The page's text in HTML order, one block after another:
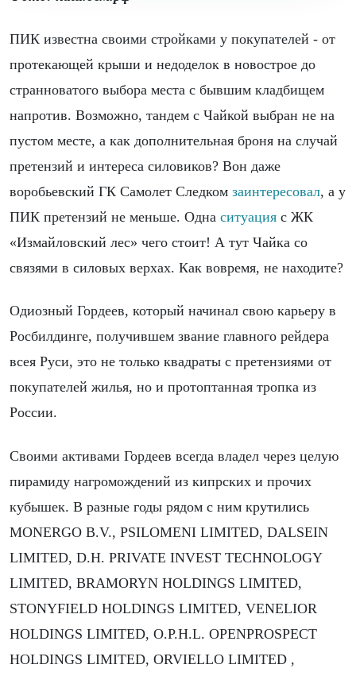
ПИК известна своими стройками у покупателей - от
протекающей крыши и недоделок в новострое до
странноватого выбора места с бывшим кладбищем
напротив. Возможно, тандем с Чайкой выбран не на
пустом месте, а как дополнительная броня на случай
претензий и интереса силовиков? Вон даже
воробьевский ГК Самолет Следком заинтересовал, а у
ПИК претензий не меньше. Одна ситуация с ЖК
«Измайловский лес» чего стоит! А тут Чайка со
связями в силовых верхах. Как вовремя, не находите?
Одиозный Гордеев, который начинал свою карьеру в
Росбилдинге, получившем звание главного рейдера
всея Руси, это не только квадраты с претензиями от
покупателей жилья, но и протоптанная тропка из
России.
Своими активами Гордеев всегда владел через целую
пирамиду нагромождений из кипрских и прочих
кубышек. В разные годы рядом с ним крутились
MONERGO B.V., PSILOMENI LIMITED, DALSEIN
LIMITED, D.H. PRIVATE INVEST TECHNOLOGY
LIMITED, BRAMORYN HOLDINGS LIMITED,
STONYFIELD HOLDINGS LIMITED, VENELIOR
HOLDINGS LIMITED, O.P.H.L. OPENPROSPECT
HOLDINGS LIMITED, ORVIELLO LIMITED ,